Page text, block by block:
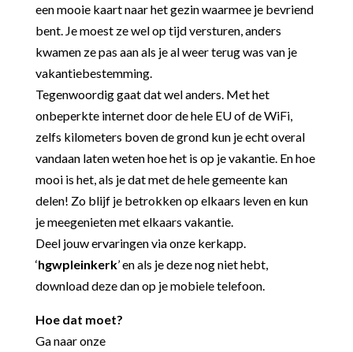
een mooie kaart naar het gezin waarmee je bevriend
bent. Je moest ze wel op tijd versturen, anders
kwamen ze pas aan als je al weer terug was van je
vakantiebestemming.
Tegenwoordig gaat dat wel anders. Met het
onbeperkte internet door de hele EU of de WiFi,
zelfs kilometers boven de grond kun je echt overal
vandaan laten weten hoe het is op je vakantie. En hoe
mooi is het, als je dat met de hele gemeente kan
delen! Zo blijf je betrokken op elkaars leven en kun
je meegenieten met elkaars vakantie.
Deel jouw ervaringen via onze kerkapp.
‘hgwpleinkerk’ en als je deze nog niet hebt,
download deze dan op je mobiele telefoon.
Hoe dat moet?
Ga naar onze